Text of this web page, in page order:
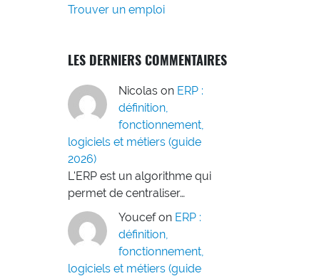
Trouver un emploi
LES DERNIERS COMMENTAIRES
Nicolas on ERP :
définition,
fonctionnement,
logiciels et métiers (guide
2026)
L'ERP est un algorithme qui
permet de centraliser…
Youcef on ERP :
définition,
fonctionnement,
logiciels et métiers (guide